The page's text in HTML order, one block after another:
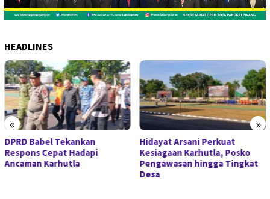
HEADLINES
« »
Tekankan
Cepat Hadapi
Karhutla
Hidayat Arsani Perkuat
Kesiagaan Karhutla, Posko
Pengawasan hingga Tingkat